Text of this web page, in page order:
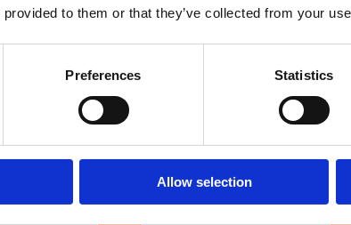
provided to them or that they’ve collected from your
Preferences Statistics
Allow selection
Produkten har inga recensioner